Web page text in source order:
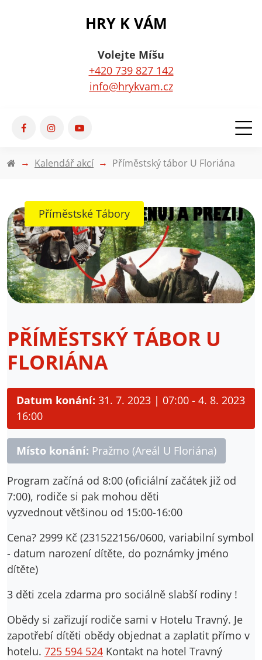
HRY K VÁM
Volejte Míšu
+420 739 827 142
info@hrykvam.cz
Kalendář akcí Příměstský tábor U Floriána
Příměstské Tábory
PŘÍMĚSTSKÝ TÁBOR U
FLORIÁNA
Datum konání: 31. 7. 2023 | 07:00 - 4. 8. 2023
16:00
Místo konání: Pražmo (Areál U Floriána)
Program začíná od 8:00 (oficiální začátek již od
7:00), rodiče si pak mohou děti
vyzvednout většinou od 15:00-16:00
Cena? 2999 Kč (231522156/0600, variabilní symbol
- datum narození dítěte, do poznámky jméno
dítěte)
3 děti zcela zdarma pro sociálně slabší rodiny !
Obědy si zařizují rodiče sami v Hotelu Travný. Je
zapotřebí dítěti obědy objednat a zaplatit přímo v
hotelu. 725 594 524 Kontakt na hotel Travný